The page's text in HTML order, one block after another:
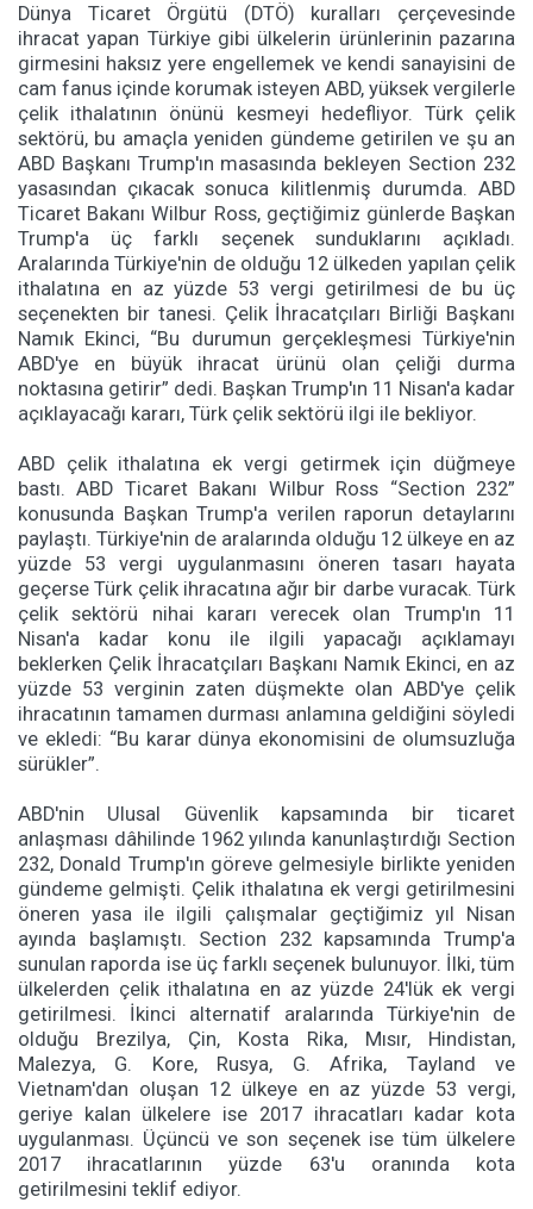
Dünya Ticaret Örgütü (DTÖ) kuralları çerçevesinde
ihracat yapan Türkiye gibi ülkelerin ürünlerinin pazarına
girmesini haksız yere engellemek ve kendi sanayisini de
cam fanus içinde korumak isteyen ABD, yüksek vergilerle
çelik ithalatının önünü kesmeyi hedefliyor. Türk çelik
sektörü, bu amaçla yeniden gündeme getirilen ve şu an
ABD Başkanı Trump'ın masasında bekleyen Section 232
yasasından çıkacak sonuca kilitlenmiş durumda. ABD
Ticaret Bakanı Wilbur Ross, geçtiğimiz günlerde Başkan
Trump'a üç farklı seçenek sunduklarını açıkladı.
Aralarında Türkiye'nin de olduğu 12 ülkeden yapılan çelik
ithalatına en az yüzde 53 vergi getirilmesi de bu üç
seçenekten bir tanesi. Çelik İhracatçıları Birliği Başkanı
Namık Ekinci, “Bu durumun gerçekleşmesi Türkiye'nin
ABD'ye en büyük ihracat ürünü olan çeliği durma
noktasına getirir” dedi. Başkan Trump'ın 11 Nisan'a kadar
açıklayacağı kararı, Türk çelik sektörü ilgi ile bekliyor.
ABD çelik ithalatına ek vergi getirmek için düğmeye
bastı. ABD Ticaret Bakanı Wilbur Ross “Section 232”
konusunda Başkan Trump'a verilen raporun detaylarını
paylaştı. Türkiye'nin de aralarında olduğu 12 ülkeye en az
yüzde 53 vergi uygulanmasını öneren tasarı hayata
geçerse Türk çelik ihracatına ağır bir darbe vuracak. Türk
çelik sektörü nihai kararı verecek olan Trump'ın 11
Nisan'a kadar konu ile ilgili yapacağı açıklamayı
beklerken Çelik İhracatçıları Başkanı Namık Ekinci, en az
yüzde 53 verginin zaten düşmekte olan ABD'ye çelik
ihracatının tamamen durması anlamına geldiğini söyledi
ve ekledi: “Bu karar dünya ekonomisini de olumsuzluğa
sürükler”.
ABD'nin Ulusal Güvenlik kapsamında bir ticaret
anlaşması dâhilinde 1962 yılında kanunlaştırdığı Section
232, Donald Trump'ın göreve gelmesiyle birlikte yeniden
gündeme gelmişti. Çelik ithalatına ek vergi getirilmesini
öneren yasa ile ilgili çalışmalar geçtiğimiz yıl Nisan
ayında başlamıştı. Section 232 kapsamında Trump'a
sunulan raporda ise üç farklı seçenek bulunuyor. İlki, tüm
ülkelerden çelik ithalatına en az yüzde 24'lük ek vergi
getirilmesi. İkinci alternatif aralarında Türkiye'nin de
olduğu Brezilya, Çin, Kosta Rika, Mısır, Hindistan,
Malezya, G. Kore, Rusya, G. Afrika, Tayland ve
Vietnam'dan oluşan 12 ülkeye en az yüzde 53 vergi,
geriye kalan ülkelere ise 2017 ihracatları kadar kota
uygulanması. Üçüncü ve son seçenek ise tüm ülkelere
2017 ihracatlarının yüzde 63'u oranında kota
getirilmesini teklif ediyor.